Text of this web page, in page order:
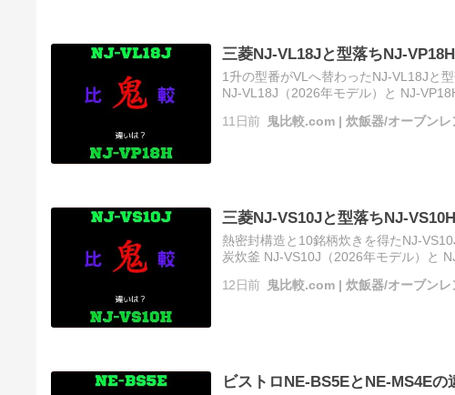
三菱NJ-VL18Jと型落ちNJ-
1升の型番がVLへ替わったNJ-VL18Jと
NJ-VL18J（2026年モデル）と NJ-
11日前 鬼比較.com | 炊飯器/オーブン
三菱NJ-VS10Jと型落ちNJ-
熱密封構造と10銘柄炊きを得たNJ-
炭炊釜 NJ-VS10J（2026年モデル）と
12日前 鬼比較.com | 炊飯器/オーブン
ビストロNE-BS5EとNE-MS4Eの